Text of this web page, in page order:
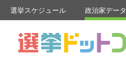
選挙スケジュール 政治家データ